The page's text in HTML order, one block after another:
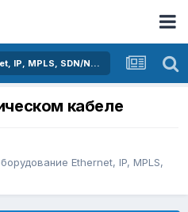
Активное оборудование Ethernet, IP, MPLS, SDN/NFV...
кабеле
Ethernet, IP, MPLS,